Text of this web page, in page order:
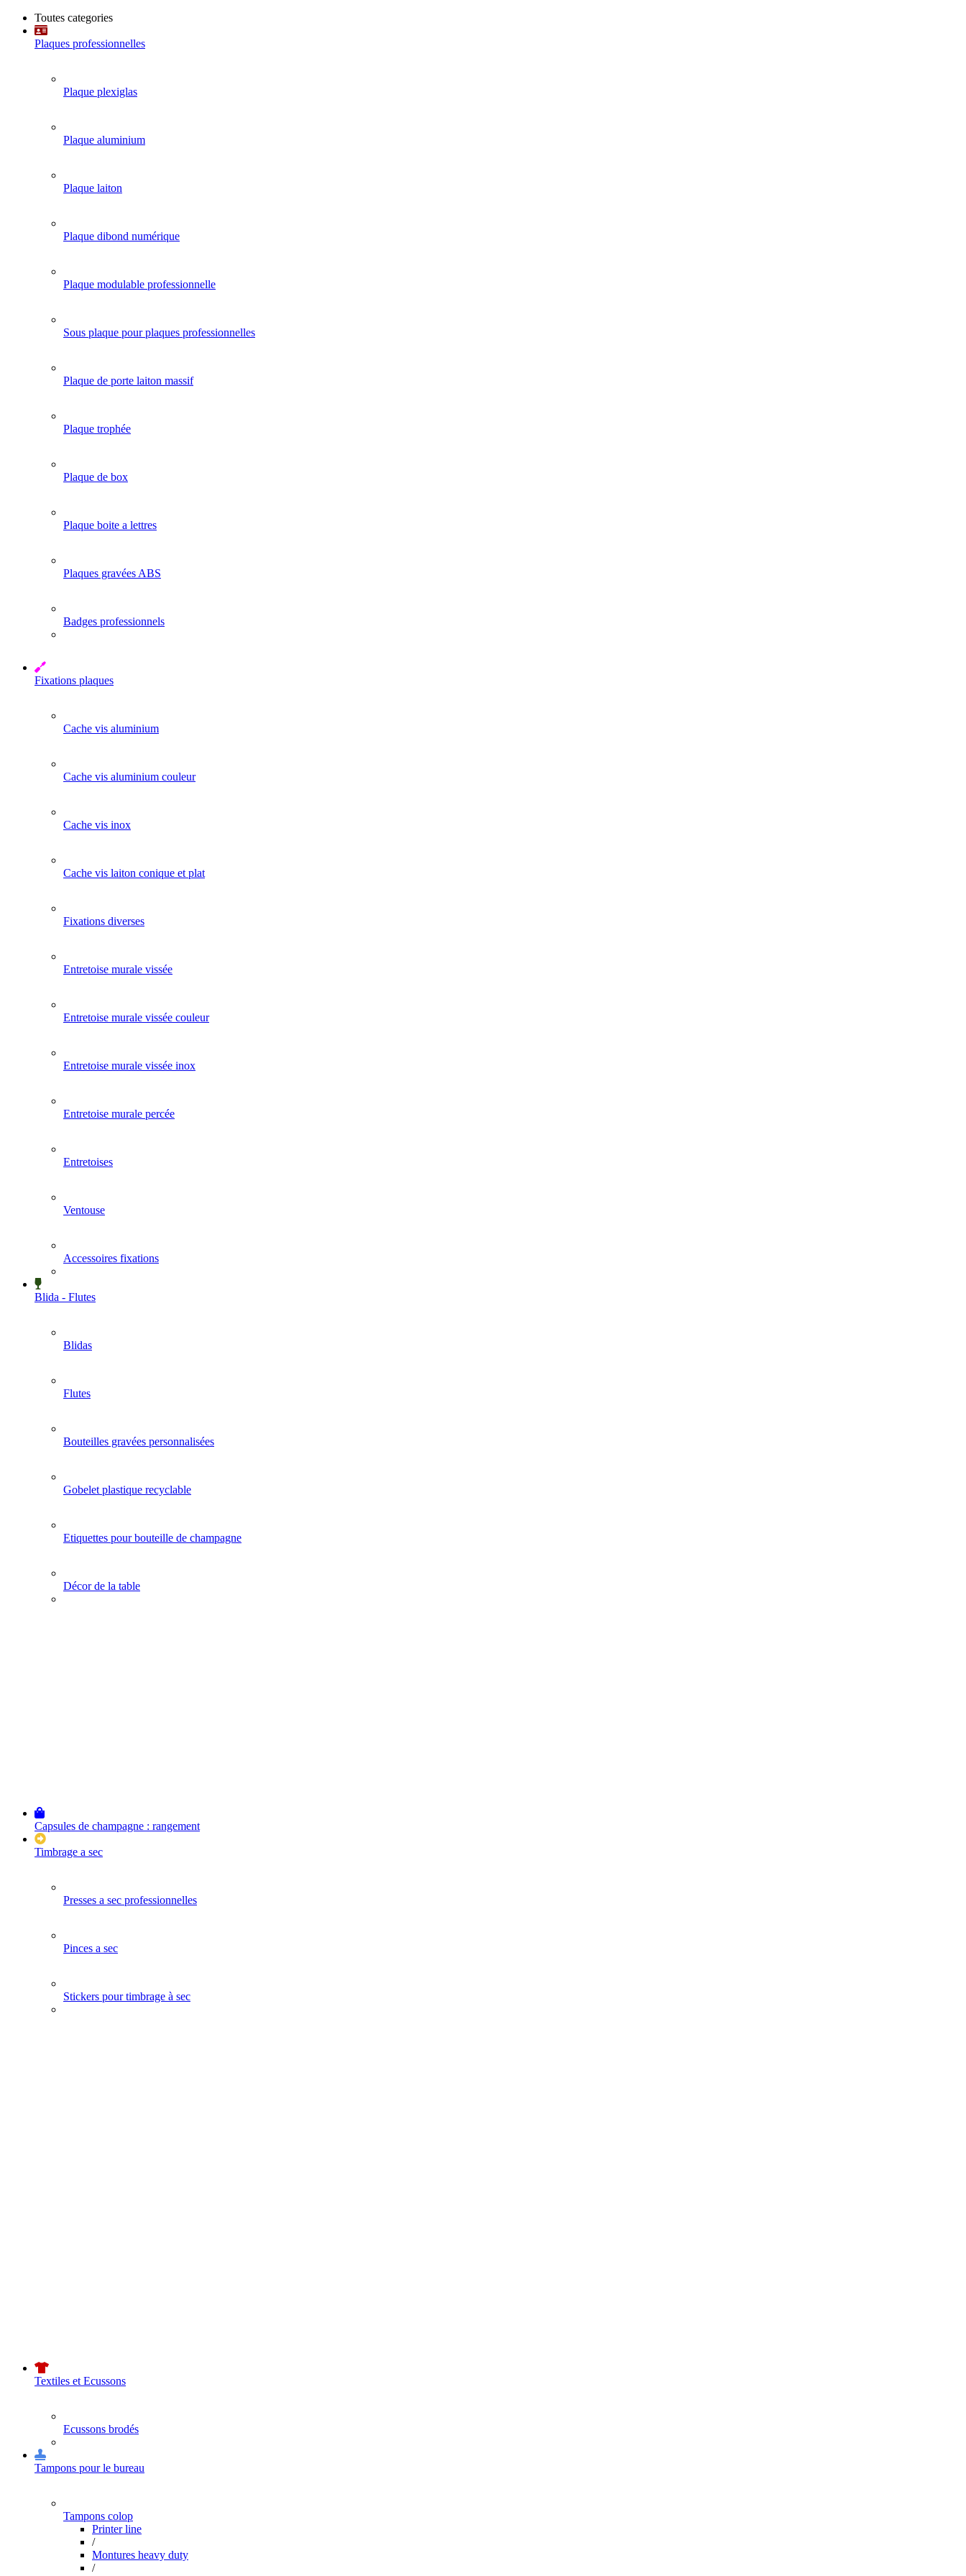
Toutes categories
Plaques professionnelles
Plaque plexiglas
Plaque aluminium
Plaque laiton
Plaque dibond numérique
Plaque modulable professionnelle
Sous plaque pour plaques professionnelles
Plaque de porte laiton massif
Plaque trophée
Plaque de box
Plaque boite a lettres
Plaques gravées ABS
Badges professionnels
Fixations plaques
Cache vis aluminium
Cache vis aluminium couleur
Cache vis inox
Cache vis laiton conique et plat
Fixations diverses
Entretoise murale vissée
Entretoise murale vissée couleur
Entretoise murale vissée inox
Entretoise murale percée
Entretoises
Ventouse
Accessoires fixations
Blida - Flutes
Blidas
Flutes
Bouteilles gravées personnalisées
Gobelet plastique recyclable
Etiquettes pour bouteille de champagne
Décor de la table
Capsules de champagne : rangement
Timbrage a sec
Presses a sec professionnelles
Pinces a sec
Stickers pour timbrage à sec
Textiles et Ecussons
Ecussons brodés
Tampons pour le bureau
Tampons colop
Printer line
/
Montures heavy duty
/